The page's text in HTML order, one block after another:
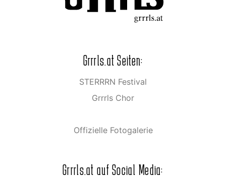
Grrrls.at Seiten:
STERRRN Festival
Grrrls Chor
Offizielle Fotogalerie
Grrrls.at auf Social Media: